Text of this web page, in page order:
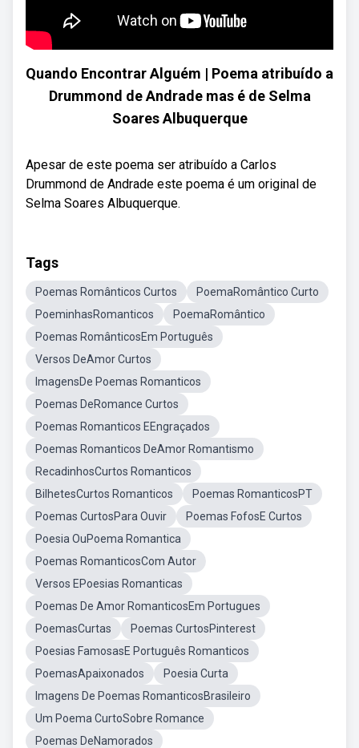
Quando Encontrar Alguém | Poema atribuído a
Drummond de Andrade mas é de Selma
Soares Albuquerque
Apesar de este poema ser atribuído a Carlos
Drummond de Andrade este poema é um original de
Selma Soares Albuquerque.
Tags
Poemas Românticos Curtos
PoemaRomântico Curto
PoeminhasRomanticos
PoemaRomântico
Poemas RomânticosEm Português
Versos DeAmor Curtos
ImagensDe Poemas Romanticos
Poemas DeRomance Curtos
Poemas Romanticos EEngraçados
Poemas Romanticos DeAmor Romantismo
RecadinhosCurtos Romanticos
BilhetesCurtos Romanticos
Poemas RomanticosPT
Poemas CurtosPara Ouvir
Poemas FofosE Curtos
Poesia OuPoema Romantica
Poemas RomanticosCom Autor
Versos EPoesias Romanticas
Poemas De Amor RomanticosEm Portugues
PoemasCurtas
Poemas CurtosPinterest
Poesias FamosasE Português Romanticos
PoemasApaixonados
Poesia Curta
Imagens De Poemas RomanticosBrasileiro
Um Poema CurtoSobre Romance
Poemas DeNamorados